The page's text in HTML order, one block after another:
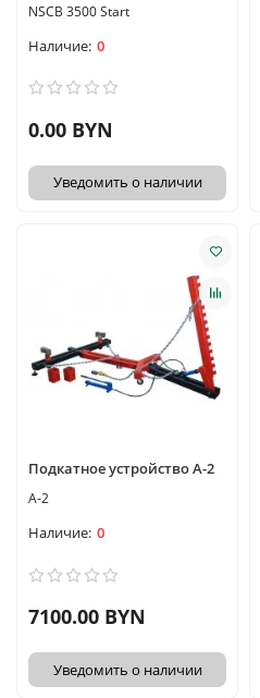
NSCB 3500 Start
0
0.00 BYN
Уведомить о наличии
Подкатное устройство A-2
A-2
0
7100.00 BYN
Уведомить о наличии